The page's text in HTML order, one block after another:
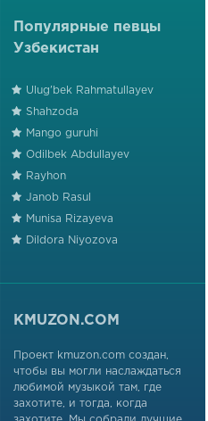
Популярные певцы
Узбекистан
Ulug'bek Rahmatullayev
Shahzoda
Mango guruhi
Odilbek Abdullayev
Rayhon
Janob Rasul
Munisa Rizayeva
Dildora Niyozova
KMUZON.COM
Проект kmuzon.com создан,
чтобы вы могли наслаждаться
любимой музыкой там, где
захотите, и тогда, когда